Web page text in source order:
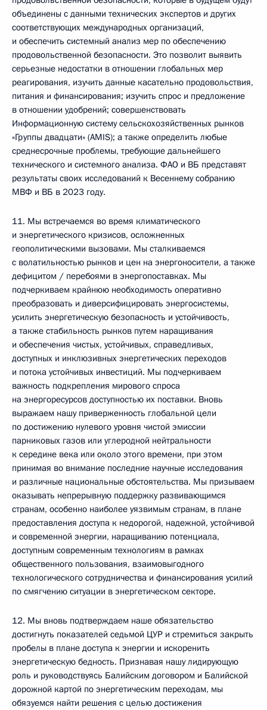
объединены с данными технических экспертов и других
соответствующих международных организаций,
и обеспечить системный анализ мер по обеспечению
продовольственной безопасности. Это позволит выявить
серьезные недостатки в отношении глобальных мер
реагирования, изучить данные касательно продовольствия,
питания и финансирования; изучить спрос и предложение
в отношении удобрений; совершенствовать
Информационную систему сельскохозяйственных рынков
«Группы двадцати» (AMIS); а также определить любые
среднесрочные проблемы, требующие дальнейшего
технического и системного анализа. ФАО и ВБ представят
результаты своих исследований к Весеннему собранию
МВФ и ВБ в 2023 году.
11. Мы встречаемся во время климатического
и энергетического кризисов, осложненных
геополитическими вызовами. Мы сталкиваемся
с волатильностью рынков и цен на энергоносители, а также
дефицитом / перебоями в энергопоставках. Мы
подчеркиваем крайнюю необходимость оперативно
преобразовать и диверсифицировать энергосистемы,
усилить энергетическую безопасность и устойчивость,
а также стабильность рынков путем наращивания
и обеспечения чистых, устойчивых, справедливых,
доступных и инклюзивных энергетических переходов
и потока устойчивых инвестиций. Мы подчеркиваем
важность подкрепления мирового спроса
на энергоресурсов доступностью их поставки. Вновь
выражаем нашу приверженность глобальной цели
по достижению нулевого уровня чистой эмиссии
парниковых газов или углеродной нейтральности
к середине века или около этого времени, при этом
принимая во внимание последние научные исследования
и различные национальные обстоятельства. Мы призываем
оказывать непрерывную поддержку развивающимся
странам, особенно наиболее уязвимым странам, в плане
предоставления доступа к недорогой, надежной, устойчивой
и современной энергии, наращиванию потенциала,
доступным современным технологиям в рамках
общественного пользования, взаимовыгодного
технологического сотрудничества и финансирования усилий
по смягчению ситуации в энергетическом секторе.
12. Мы вновь подтверждаем наше обязательство
достигнуть показателей седьмой ЦУР и стремиться закрыть
пробелы в плане доступа к энергии и искоренить
энергетическую бедность. Признавая нашу лидирующую
роль и руководствуясь Балийским договором и Балийской
дорожной картой по энергетическим переходам, мы
обязуемся найти решения с целью достижения